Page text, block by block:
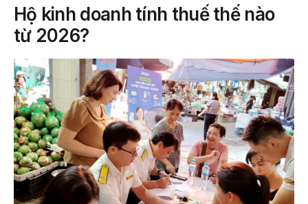
Hộ kinh doanh tính thuế thế nào
từ 2026?